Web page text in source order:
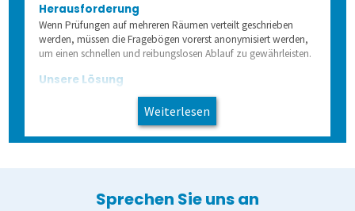
Audit-Log
Herausforderung
Wenn Prüfungen auf mehreren Räumen verteilt geschrieben
werden, müssen die Fragebögen vorerst anonymisiert werden,
um einen schnellen und reibungslosen Ablauf zu gewährleisten.
Unsere Lösung
Der Fachbereich erwirbt die Prüfungssoftware Klaus. Diese
ermöglicht, dass sich die Prüflinge erst durch das Ankreuzen
einer Nummer, z.B. einer Matrikelnummer, an den
Antwortbogen binden. Damit kann jedem Prüfling der
Weiterlesen
Sprechen Sie uns an